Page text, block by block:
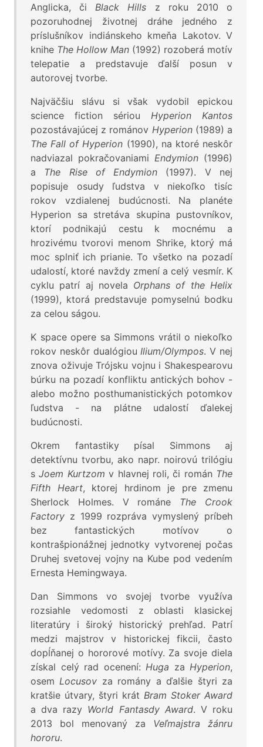
Anglicka, čiBlack Hills z roku 2010 o
pozoruhodnej životnej dráhe jedného z
príslušníkov indiánskeho kmeňa Lakotov. V
knihe The Hollow Man (1992) rozoberá motív
telepatie a predstavuje ďalší posun v
autorovej tvorbe.
Najväčšiu slávu si však vydobil epickou
science fiction sériou Hyperion Kantos
pozostávajúcej z románov Hyperion(1989) a
The Fall of Hyperion (1990), na ktoré neskôr
nadviazal pokračovaniami Endymion (1996)
a The Rise of Endymion (1997). V nej
popisuje osudy ľudstva v niekoľko tisíc
rokov vzdialenej budúcnosti. Na planéte
Hyperion sa stretáva skupina pustovníkov,
ktorí podnikajú cestu k mocnému a
hrozivému tvorovi menom Shrike, ktorý má
moc splniť ich prianie. To všetko na pozadí
udalostí, ktoré navždy zmení a celý vesmír. K
cyklu patrí aj novela Orphans of the Helix
(1999), ktorá predstavuje pomyselnú bodku
za celou ságou.
K space opere sa Simmons vrátil o niekoľko
rokov neskôr dualógiouIlium/Olympos. V nej
znova oživuje Trójsku vojnu i Shakespearovu
búrku na pozadí konfliktu antických bohov -
alebo možno posthumanistických potomkov
ľudstva - na plátne udalostí ďalekej
budúcnosti.
Okrem fantastiky písal Simmons aj
detektívnu tvorbu, ako napr. noirovú trilógiu
sJoem Kurtzom v hlavnej roli, či román The
Fifth Heart, ktorej hrdinom je pre zmenu
Sherlock Holmes. V románe The Crook
Factory z 1999 rozpráva vymyslený príbeh
bez fantastických motívov o
kontrašpionážnej jednotky vytvorenej počas
Druhej svetovej vojny na Kube pod vedením
Ernesta Hemingwaya.
Dan Simmons vo svojej tvorbe využíva
rozsiahle vedomosti z oblasti klasickej
literatúry i široký historický prehľad. Patrí
medzi majstrov v historickej fikcii, často
dopĺňanej o hororové motívy. Za svoje diela
získal celý rad ocenení: Huga za Hyperion,
osemLocusov za romány a ďalšie štyri za
kratšie útvary, štyri krát Bram Stoker Award
a dva razy World Fantasdy Award. V roku
2013 bol menovaný za Veľmajstra žánru
hororu.